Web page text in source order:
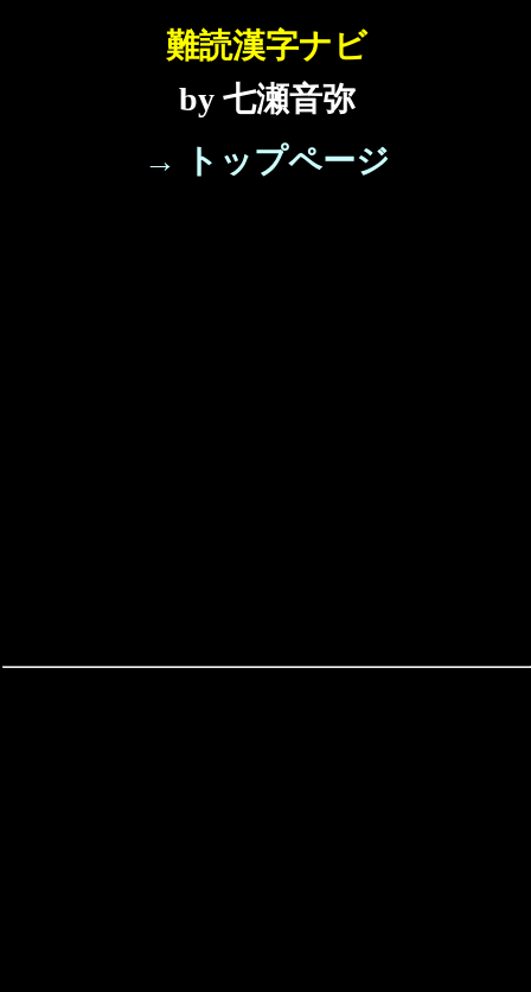
難読漢字ナビ
by 七瀬音弥
→ トップページ